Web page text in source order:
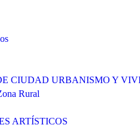
CIUDAD URBANISMO Y
Rural
ARTÍSTICOS